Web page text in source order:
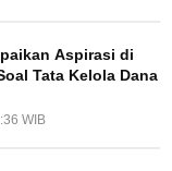
Aspirasi di
Tata Kelola Dana
WIB